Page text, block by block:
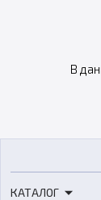
В
КАТАЛОГ